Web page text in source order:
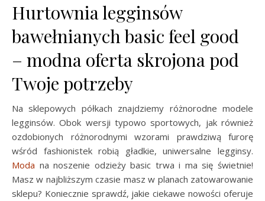
Hurtownia legginsów
bawełnianych basic feel good
– modna oferta skrojona pod
Twoje potrzeby
Na sklepowych półkach znajdziemy różnorodne modele
legginsów. Obok wersji typowo sportowych, jak również
ozdobionych różnorodnymi wzorami prawdziwą furorę
wśród fashionistek robią gładkie, uniwersalne legginsy.
Moda na noszenie odzieży basic trwa i ma się świetnie!
Masz w najbliższym czasie masz w planach zatowarowanie
sklepu? Koniecznie sprawdź, jakie ciekawe nowości oferuje